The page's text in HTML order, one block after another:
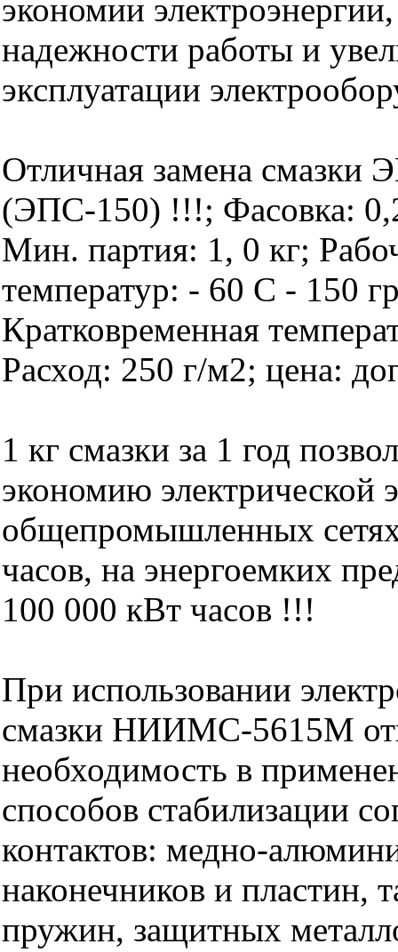
экономии
надежности работы и
эксплуатации
Отличная замена смазки
(ЭПС-150) !!!; Фасовка:
Мин. партия: 1, 0 кг;
температур: - 60 С - 150
Кратковременная
Расход: 250 г/м2; цена:
1 кг смазки за 1 год
экономию электрической
общепромышленных
часов, на энергоемких
100 000 кВт часов !!!
При использовании
смазки НИИМС-5615М
необходимость в
способов стабилизации
контактов: медно-
наконечников и пластин,
пружин, защитных